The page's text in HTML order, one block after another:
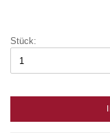
Stück: